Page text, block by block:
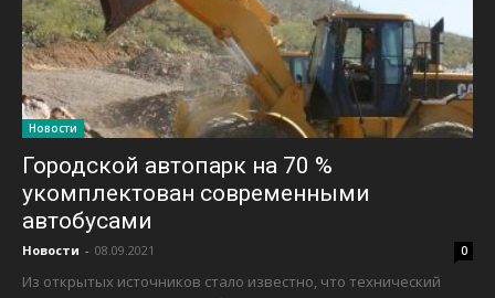
Новости
Городской автопарк на 70 %
укомплектован современными
автобусами
Новости - 08.09.2021 0
Из открытых источников стало известно, что технический